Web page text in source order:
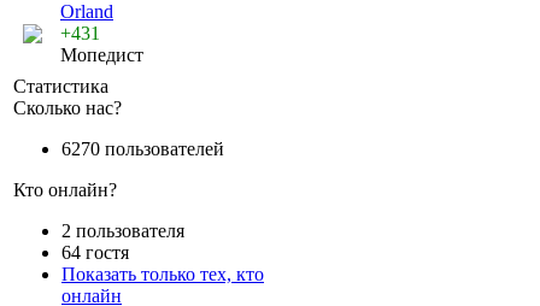
Orland
+431
Мопедист
Статистика
Сколько нас?
6270 пользователей
Кто онлайн?
2 пользователя
64 гостя
Показать только тех, кто
онлайн